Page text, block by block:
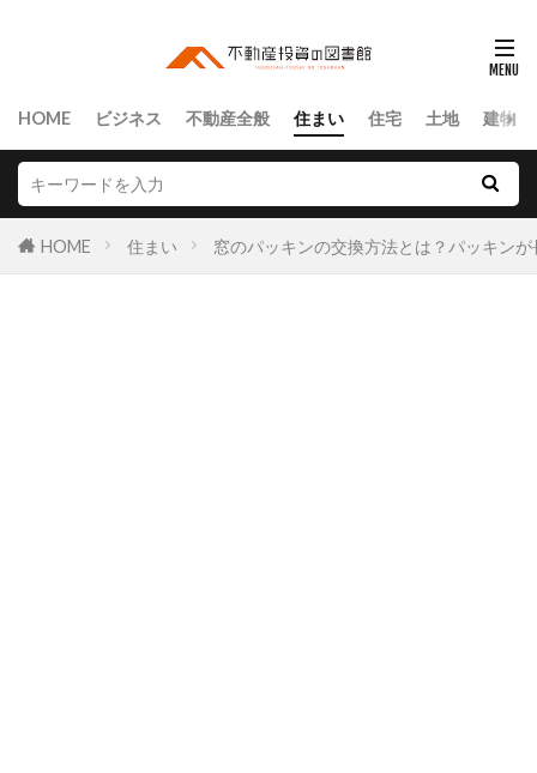
HOME ビジネス 不動産全般 住まい 住宅 土地 建物
HOME 住まい 窓のパッキンの交換方法とは？パッキン